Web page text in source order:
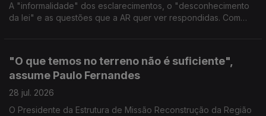
A "informalidade" dos esclarecimentos, o "desconhecimento
da lei" e as questões que a AR quer ver respondidas. Com
"O que temos no terreno não é suficiente",
assume Paulo Fernandes
28 jul. 2026
O Presidente da Estrutura de Missão Reconstrução da Região